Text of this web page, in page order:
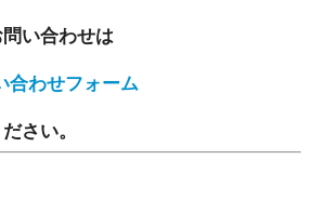
い合わせは
合わせフォーム
さい。